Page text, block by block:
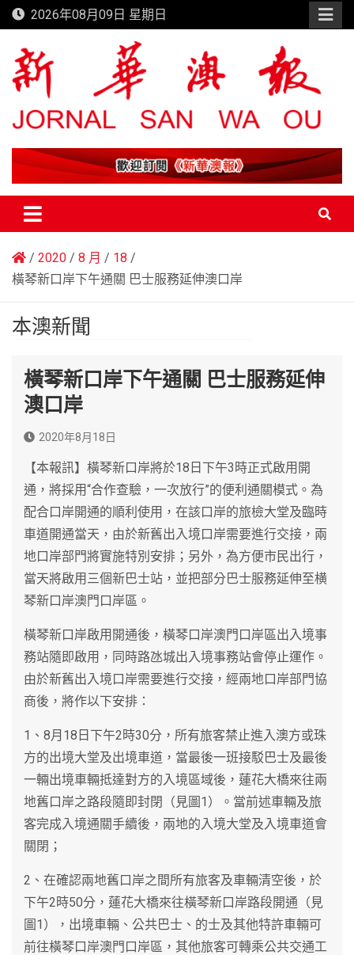
Skip
to
content
2026年08月09日 星期日
新華澳報
2020 8 月
18
橫琴新口岸下午通關 巴士服務延伸澳口岸
本澳新聞
橫琴新口岸下午通關 巴士服務延伸
澳口岸
2020年8月18日
【本報訊】橫琴新口岸將於18日下午3時正式啟用開
通，將採用“合作查驗，一次放行”的便利通關模式。為
配合口岸開通的順利使用，在該口岸的旅檢大堂及臨時
車道開通當天，由於新舊出入境口岸需要進行交接，兩
地口岸部門將實施特別安排；另外，為方便市民出行，
當天將啟用三個新巴士站，並把部分巴士服務延伸至横
琴新口岸澳門口岸區。
橫琴新口岸啟用開通後，橫琴口岸澳門口岸區出入境事
務站隨即啟用，同時路氹城出入境事務站會停止運作。
由於新舊出入境口岸需要進行交接，經兩地口岸部門協
商後，將作以下安排：
1、8月18日下午2時30分，所有旅客禁止進入澳方或珠
方的出境大堂及出境車道，當最後一班接駁巴士及最後
一輛出境車輛抵達對方的入境區域後，蓮花大橋來往兩
地舊口岸之路段隨即封閉（見圖1）。當前述車輛及旅
客完成入境通關手續後，兩地的入境大堂及入境車道會
關閉；
2、在確認兩地舊口岸之間所有旅客及車輛清空後，於
下午2時50分，蓮花大橋來往橫琴新口岸路段開通（見
圖1），出境車輛、公共巴士、的士及其他特許車輛可
前往橫琴口岸澳門口岸區，其他旅客可轉乘公共交通工